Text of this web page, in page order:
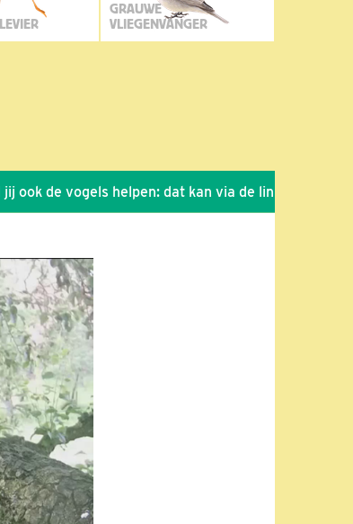
GRAUWE
VLIEGENVANGER
de vogels helpen: dat kan via de link! *